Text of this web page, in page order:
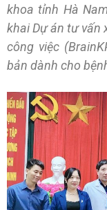
khoa tỉnh Hà
khai Dự án tư vấn
công việc
bản dành cho